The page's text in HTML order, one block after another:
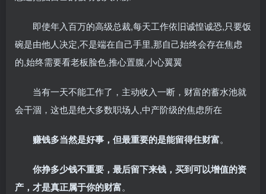
即使年入百万的高级总裁,每天工作依旧诚惶诚恐,只要饭
碗是由他人决定,不是端在自己手里,那自己始终会存在焦虑
的,始终需要看老板脸色,推心置腹,小心翼翼
当有一天不能工作了，主动收入一断，财富的蓄水池就
会干涸，这也是绝大多数职场人,中产阶级的焦虑所在
赚钱多当然是好事，但最重要的是能留得住财富。
你挣多少钱不重要，最后留下来钱，买到可以增值的资
产，才是真正属于你的财富。